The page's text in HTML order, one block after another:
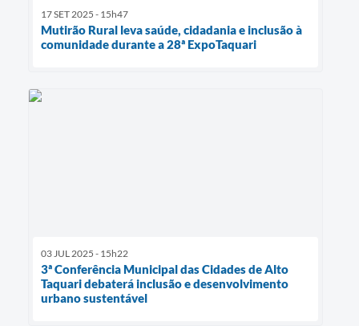
17 SET 2025 - 15h47
Mutirão Rural leva saúde, cidadania e inclusão à
comunidade durante a 28ª ExpoTaquari
03 JUL 2025 - 15h22
3ª Conferência Municipal das Cidades de Alto
Taquari debaterá inclusão e desenvolvimento
urbano sustentável